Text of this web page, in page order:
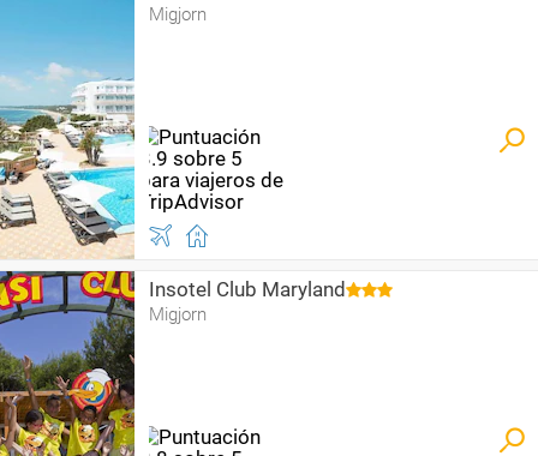
Migjorn
Insotel Club Maryland
Migjorn